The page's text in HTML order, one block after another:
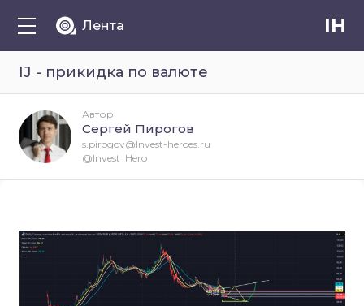
Лента IH
IJ - прикидка по валюте
Автор
Сергей Пирогов
s.pirogov@Invest-heroes.ru
@Invest_Hero